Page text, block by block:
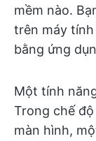
mềm nào.
trên máy
bằng ứng
Một tính
Trong chế
màn hình,